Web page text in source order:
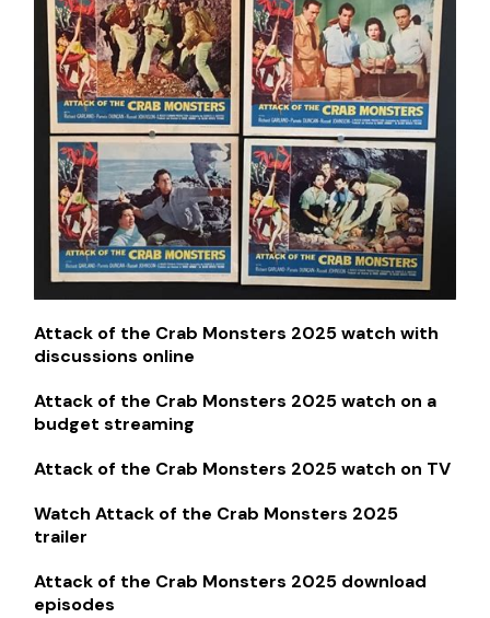
Attack of the Crab Monsters 2025 watch with
discussions online
Attack of the Crab Monsters 2025 watch on a
budget streaming
Attack of the Crab Monsters 2025 watch on TV
Watch Attack of the Crab Monsters 2025
trailer
Attack of the Crab Monsters 2025 download
episodes